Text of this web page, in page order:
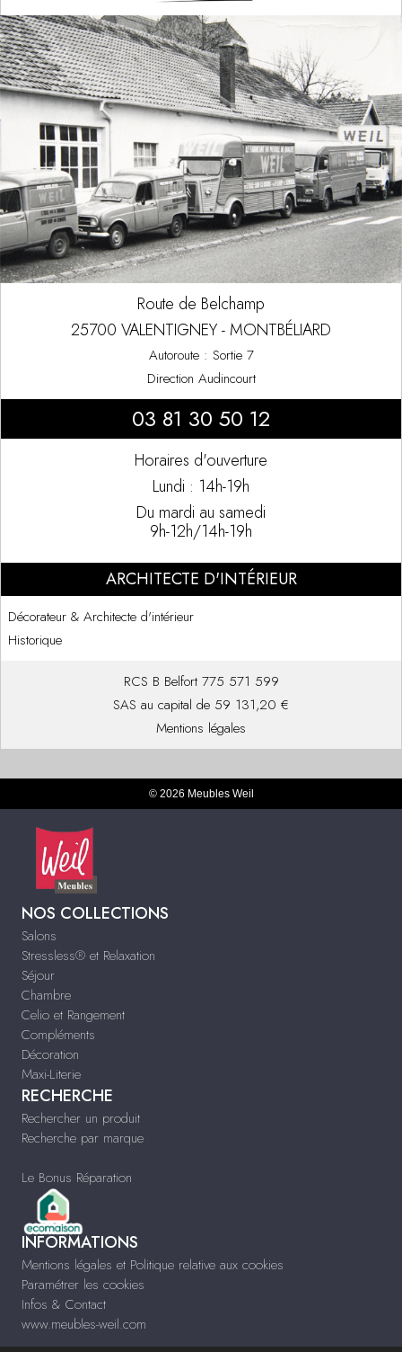
Route de Belchamp
25700 VALENTIGNEY - MONTBÉLIARD
Autoroute : Sortie 7
Direction Audincourt
03 81 30 50 12
Horaires d'ouverture
Lundi : 14h-19h
Du mardi au samedi
9h-12h/14h-19h
ARCHITECTE D'INTÉRIEUR
Décorateur & Architecte d'intérieur
Historique
RCS B Belfort 775 571 599
SAS au capital de 59 131,20 €
Mentions légales
© 2026 Meubles Weil
NOS COLLECTIONS
Salons
Stressless® et Relaxation
Séjour
Chambre
Celio et Rangement
Compléments
Décoration
Maxi-Literie
RECHERCHE
Rechercher un produit
Recherche par marque
Le Bonus Réparation
INFORMATIONS
Mentions légales et Politique relative aux cookies
Paramétrer les cookies
Infos & Contact
www.meubles-weil.com